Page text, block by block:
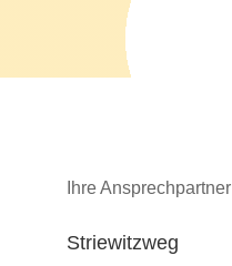
Ihre
Striewitzweg